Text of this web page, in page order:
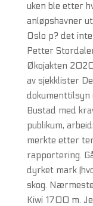
uken ble etter
anløpshavner
Oslo p? det
Petter
Økojakten
av sjekklister
dokumenttilsyn
Bustad med
publikum,
merkte etter
rapportering.
dyrket mark
skog.
Kiwi 1700 m.